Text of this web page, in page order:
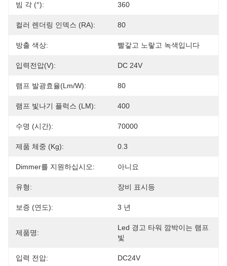
빔 각 (°): 360
컬러 렌더링 인덱스 (RA): 80
방출 색상: 빨갛고 노랗고 녹색입니다
입력전압(V): DC 24V
램프 발광효율(lm/w): 80
램프 빛나기 플럭스 (LM): 400
수명 (시간): 70000
제품 체중 (kg): 0.3
Dimmer를 지원하십시오: 아니요
유형: 장비 표시등
보증 (연도): 3 년
제품명:
Led 경고 타워 깜박이는 램프
빛
입력 전압: DC24V